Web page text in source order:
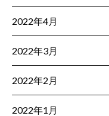
2022年4月
2022年3月
2022年2月
2022年1月